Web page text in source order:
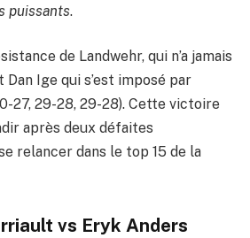
puissants.
de Landwehr, qui n’a jamais
Dan Ige qui s’est imposé par
27, 29-28, 29-28). Cette victoire
après deux défaites
relancer dans le top 15 de la
vs Eryk Anders